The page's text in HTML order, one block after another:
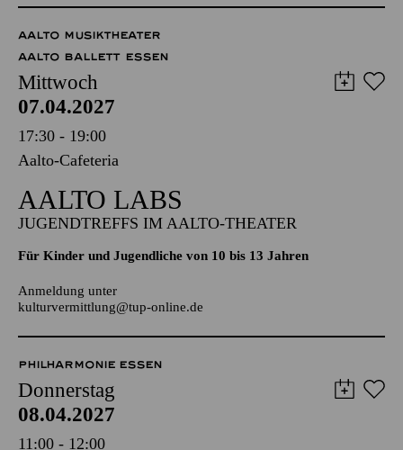
AALTO MUSIKTHEATER
AALTO BALLETT ESSEN
Mittwoch
07.04.2027
17:30 - 19:00
Aalto-Cafeteria
AALTO LABS
JUGENDTREFFS IM AALTO-THEATER
Für Kinder und Jugendliche von 10 bis 13 Jahren
Anmeldung unter
kulturvermittlung@tup-online.de
PHILHARMONIE ESSEN
Donnerstag
08.04.2027
11:00 - 12:00